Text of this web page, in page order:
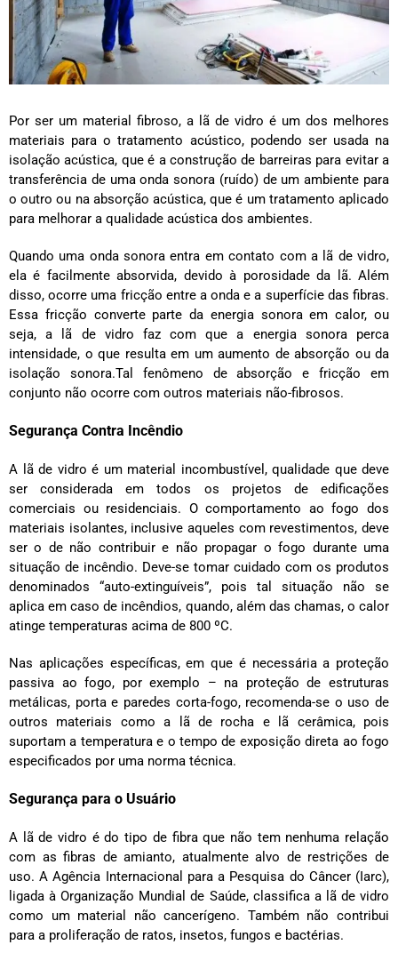
Por ser um material fibroso, a lã de vidro é um dos melhores
materiais para o tratamento acústico, podendo ser usada na
isolação acústica, que é a construção de barreiras para evitar a
transferência de uma onda sonora (ruído) de um ambiente para
o outro ou na absorção acústica, que é um tratamento aplicado
para melhorar a qualidade acústica dos ambientes.
Quando uma onda sonora entra em contato com a lã de vidro,
ela é facilmente absorvida, devido à porosidade da lã. Além
disso, ocorre uma fricção entre a onda e a superfície das fibras.
Essa fricção converte parte da energia sonora em calor, ou
seja, a lã de vidro faz com que a energia sonora perca
intensidade, o que resulta em um aumento de absorção ou da
isolação sonora.Tal fenômeno de absorção e fricção em
conjunto não ocorre com outros materiais não-fibrosos.
Segurança Contra Incêndio
A lã de vidro é um material incombustível, qualidade que deve
ser considerada em todos os projetos de edificações
comerciais ou residenciais. O comportamento ao fogo dos
materiais isolantes, inclusive aqueles com revestimentos, deve
ser o de não contribuir e não propagar o fogo durante uma
situação de incêndio. Deve-se tomar cuidado com os produtos
denominados “auto-extinguíveis”, pois tal situação não se
aplica em caso de incêndios, quando, além das chamas, o calor
atinge temperaturas acima de 800 ºC.
Nas aplicações específicas, em que é necessária a proteção
passiva ao fogo, por exemplo – na proteção de estruturas
metálicas, porta e paredes corta-fogo, recomenda-se o uso de
outros materiais como a lã de rocha e lã cerâmica, pois
suportam a temperatura e o tempo de exposição direta ao fogo
especificados por uma norma técnica.
Segurança para o Usuário
A lã de vidro é do tipo de fibra que não tem nenhuma relação
com as fibras de amianto, atualmente alvo de restrições de
uso. A Agência Internacional para a Pesquisa do Câncer (Iarc),
ligada à Organização Mundial de Saúde, classifica a lã de vidro
como um material não cancerígeno. Também não contribui
para a proliferação de ratos, insetos, fungos e bactérias.